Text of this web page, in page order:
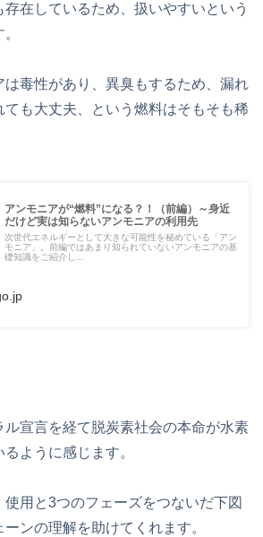
在しているため、扱いやすいという
は毒性があり、異臭もするため、漏れ
ても大丈夫、という燃料はそもそも稀
アンモニアが“燃料”になる？！（前編）～身近
だけど実は知らないアンモニアの利用先
次世代エネルギーとして大きな可能性を秘めている「アン
モニア」。前編ではあまり知られていないアンモニアの基
礎知識をご紹介し...
ル宣言を経て脱炭素社会の本命が水素
ように感じます。
用と3つのフェーズをつないだ下図
ンの理解を助けてくれます。